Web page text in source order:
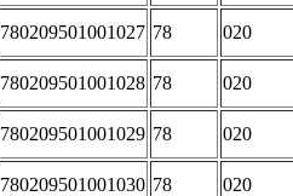
780209501001027 78 020
780209501001028 78 020
780209501001029 78 020
780209501001030 78 020